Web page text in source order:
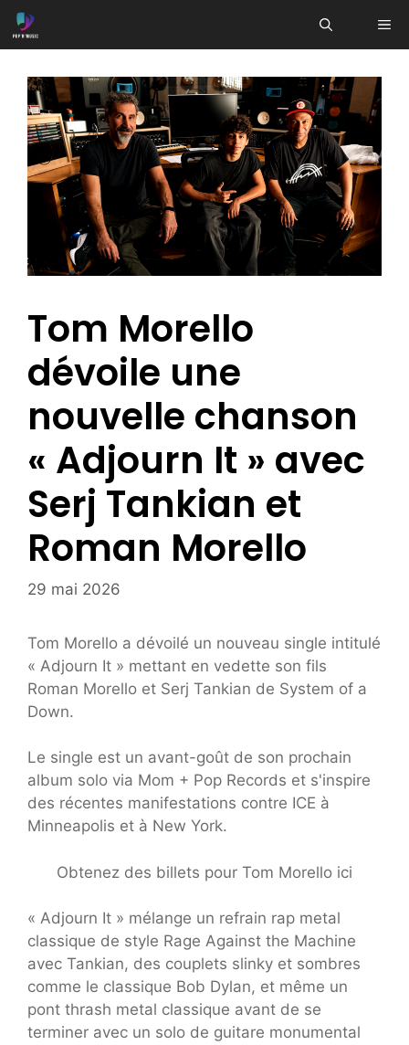
Aller
au
Tom Morello
dévoile une
nouvelle chanson
« Adjourn It » avec
Serj Tankian et
Roman Morello
29 mai 2026
Tom Morello a dévoilé un nouveau single intitulé
« Adjourn It » mettant en vedette son fils
Roman Morello et Serj Tankian de System of a
Down.
Le single est un avant-goût de son prochain
album solo via Mom + Pop Records et s'inspire
des récentes manifestations contre ICE à
Minneapolis et à New York.
Obtenez des billets pour Tom Morello ici
« Adjourn It » mélange un refrain rap metal
classique de style Rage Against the Machine
avec Tankian, des couplets slinky et sombres
comme le classique Bob Dylan, et même un
pont thrash metal classique avant de se
terminer avec un solo de guitare monumental